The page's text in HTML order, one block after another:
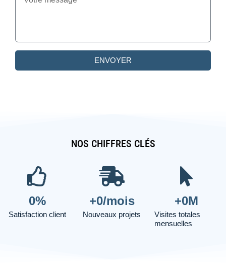
ENVOYER
NOS CHIFFRES CLÉS
Satisfaction client
0%
Nouveaux projets
+0/mois
Visites totales
mensuelles
+0M